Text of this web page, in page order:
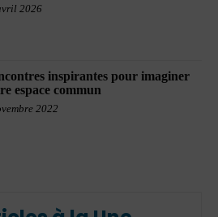
2026
inspirantes pour imaginer
espace commun
2022